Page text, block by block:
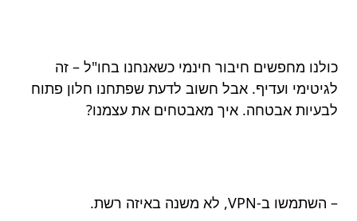
כולנו מחפשים חיבור חינמי כשאנחנו בחו"ל – זה
לגיטימי ועדיף. אבל חשוב לדעת שפתחנו חלון פתוח
לבעיות אבטחה. איך מאבטחים את עצמנו?
– השתמשו ב-VPN, לא משנה באיזה רשת.